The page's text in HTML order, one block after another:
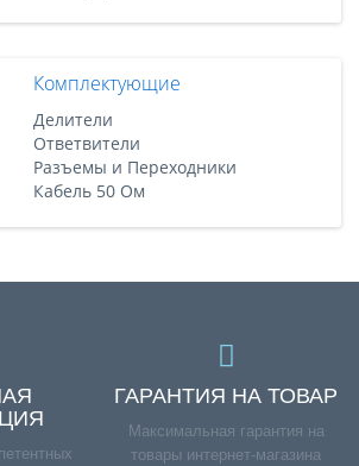
Комплектующие
Делители
Ответвители
Разъемы и Переходники
Кабель 50 Ом
ГАРАНТИЯ НА ТОВАР
Максимальная гарантия на
товары интернет-магазина